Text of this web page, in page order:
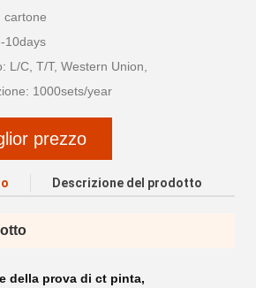
cartone
10days
L/C, T/T, Western Union,
1000sets/year
prezzo
Descrizione del prodotto
della prova di ct pinta,